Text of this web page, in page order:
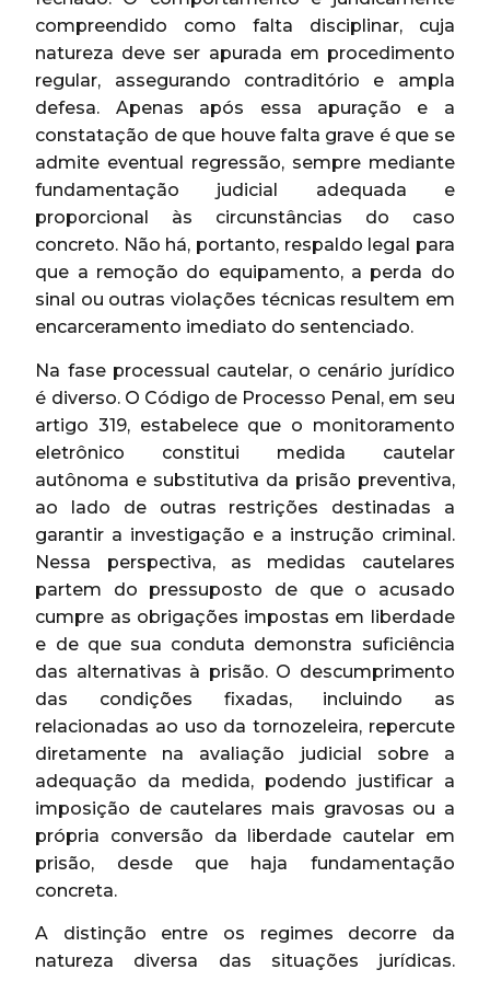
compreendido como falta disciplinar, cuja
natureza deve ser apurada em procedimento
regular, assegurando contraditório e ampla
defesa. Apenas após essa apuração e a
constatação de que houve falta grave é que se
admite eventual regressão, sempre mediante
fundamentação judicial adequada e
proporcional às circunstâncias do caso
concreto. Não há, portanto, respaldo legal para
que a remoção do equipamento, a perda do
sinal ou outras violações técnicas resultem em
encarceramento imediato do sentenciado.
Na fase processual cautelar, o cenário jurídico
é diverso. O Código de Processo Penal, em seu
artigo 319, estabelece que o monitoramento
eletrônico constitui medida cautelar
autônoma e substitutiva da prisão preventiva,
ao lado de outras restrições destinadas a
garantir a investigação e a instrução criminal.
Nessa perspectiva, as medidas cautelares
partem do pressuposto de que o acusado
cumpre as obrigações impostas em liberdade
e de que sua conduta demonstra suficiência
das alternativas à prisão. O descumprimento
das condições fixadas, incluindo as
relacionadas ao uso da tornozeleira, repercute
diretamente na avaliação judicial sobre a
adequação da medida, podendo justificar a
imposição de cautelares mais gravosas ou a
própria conversão da liberdade cautelar em
prisão, desde que haja fundamentação
concreta.
A distinção entre os regimes decorre da
natureza diversa das situações jurídicas.